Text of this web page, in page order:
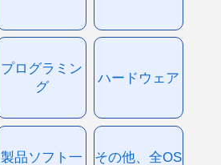
プログラミン
グ
ハードウェア
製品ソフト一
その他、全OS